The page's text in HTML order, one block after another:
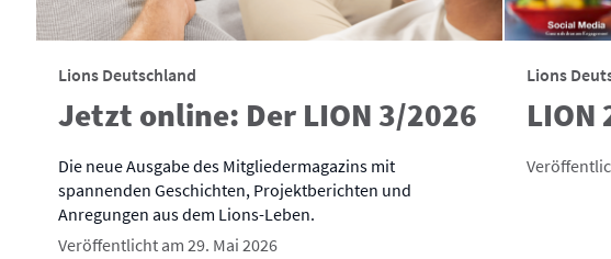
Lions Deutschland
Jetzt online: Der LION 3/2026
Die neue Ausgabe des Mitgliedermagazins mit
spannenden Geschichten, Projektberichten und
Anregungen aus dem Lions-Leben.
Veröffentlicht am 29. Mai 2026
Lions
LION